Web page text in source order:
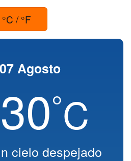
°C / °F
07 Agosto
30°C
cielo despejado